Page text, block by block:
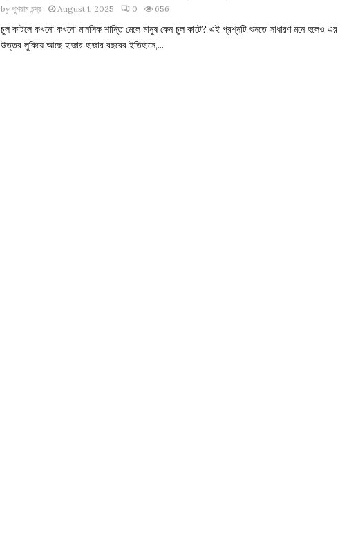
byপুশরাম চন্দ্র August 1, 2025 0 656
চুল কাটলে কখনো কখনো মানসিক শান্তি মেলে মানুষ কেন চুল কাটে? এই প্রশ্নটি শুনতে সাধারণ মনে হলেও এর
উত্তর লুকিয়ে আছে হাজার হাজার বছরের ইতিহাসে,...